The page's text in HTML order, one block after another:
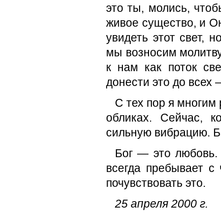
это ты, молись,
живое существо, и
увидеть этот свет,
мы возносим
к нам как поток
донести это до всех
С тех пор я многим
обликах. Сейчас,
сильную вибрацию.
Бог — это любовь.
всегда пребывает
почувствовать это.
25 апреля 2000 г.